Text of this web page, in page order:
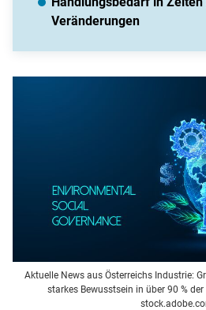
Veränderungen
Aktuelle News aus Österreichs Industrie:
starkes Bewusstsein in über 90 %